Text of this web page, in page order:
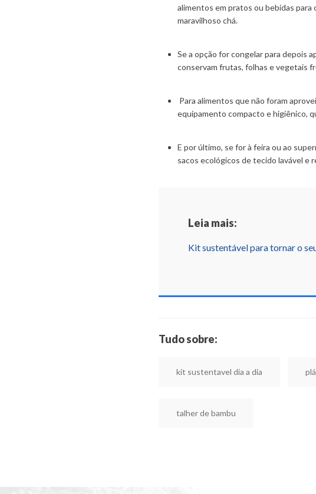
alimentos em pratos ou bebidas para
maravilhoso chá.
Se a opção for congelar para depois
conservam frutas, folhas e vegetais
Para alimentos que não foram
equipamento compacto e higiênico,
E por último, se for à feira ou ao
sacos ecológicos de tecido lavável e
Leia mais:
Kit sustentável para tornar o
Tudo sobre:
kit sustentavel dia a dia
talher de bambu